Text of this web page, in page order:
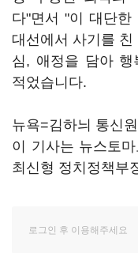
다"면서 "이 대단한
대선에서 사기를
심, 애정을 담아 행
적었습니다.
뉴욕=김하늬 통신
이 기사는 뉴스토
최신형 정치정책부